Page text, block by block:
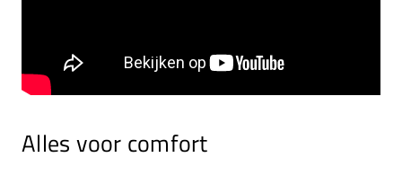
Alles voor comfort